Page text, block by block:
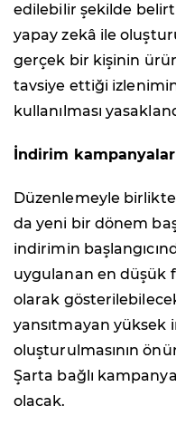
edilebilir şekilde
yapay zekâ ile
gerçek bir kişinin
tavsiye ettiği
kullanılması
İndirim
Düzenlemeyle
da yeni bir dönem
indirimin
uygulanan en düşük
olarak
yansıtmayan yüksek
oluşturulmasının
Şarta bağlı
olacak.